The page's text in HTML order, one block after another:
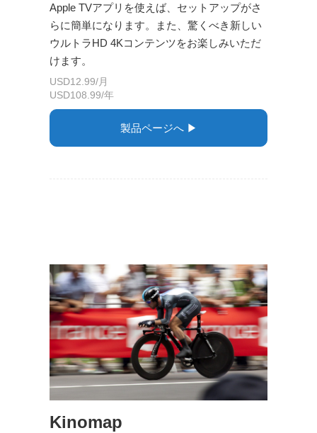
Apple TVアプリを使えば、セットアップがさ
らに簡単になります。また、驚くべき新しい
ウルトラHD 4Kコンテンツをお楽しみいただ
けます。
USD12.99/月
USD108.99/年
製品ページへ ▶︎
Kinomap